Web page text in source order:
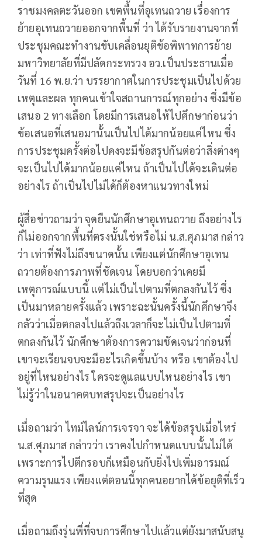
ราชมงคลตะวันออก เขตพื้นที่อุเทนถวาย เรื่องการ
ย้ายอุเทนถวายออกจากพื้นที่ ว่า ได้รับรายงานจากที่
ประชุมคณะทำงานขับเคลื่อนยุติข้อพิพาทการย้าย
มหาวิทยาลัยที่มีปลัดกระทรวง อว.เป็นประธานเมื่อ
วันที่ 16 พ.ย.ว่า บรรยากาศในการประชุมเป็นไปด้วย
เหตุและผล ทุกคนเข้าใจสถานการณ์ทุกอย่าง ซึ่งมีข้อ
เสนอ 2 ทางเลือก โดยมีการเสนอให้ไปศึกษาก่อนว่า
ข้อเสนอที่เสนอมานั้นเป็นไปได้มากน้อยแค่ไหน ซึ่ง
การประชุมครั้งต่อไปคงจะมีข้อสรุปกันต่อว่าสิ่งต่างๆ
จะเป็นไปได้มากน้อยแค่ไหน ถ้าเป็นไปได้จะเดินต่อ
อย่างไร ถ้าเป็นไปไม่ได้ก็ต้องหาแนวทางใหม่
ผู้สื่อข่าวถามว่า จุดยืนนักศึกษาอุเทนถวาย ถึงอย่างไร
ก็ไม่ออกจากพื้นที่ตรงนั้นใช่หรือไม่ น.ส.ศุภมาส กล่าว
ว่า เท่าที่ฟังไม่ถึงขนาดนั้น เพียงแต่นักศึกษาอุเทน
ถวายต้องการภาพที่ชัดเจน โดยบอกว่าเคยมี
เหตุการณ์แบบนี้ แต่ไม่เป็นไปตามที่ตกลงกันไว้ ซึ่ง
เป็นมาหลายครั้งแล้ว เพราะฉะนั้นครั้งนี้นักศึกษาจึง
กลัวว่าเมื่อตกลงไปแล้วถึงเวลาก็จะไม่เป็นไปตามที่
ตกลงกันไว้ นักศึกษาต้องการความชัดเจนว่าก่อนที่
เขาจะเรียนจบจะมีอะไรเกิดขึ้นบ้าง หรือ เขาต้องไป
อยู่ที่ไหนอย่างไร ใครจะดูแลแบบไหนอย่างไร เขา
ไม่รู้ว่าในอนาคตบทสรุปจะเป็นอย่างไร
เมื่อถามว่า ไทม์ไลน์การเจรจา จะได้ข้อสรุปเมื่อไหร่
น.ส.ศุภมาส กล่าวว่า เราคงไปกำหนดแบบนั้นไม่ได้
เพราะการไปตีกรอบก็เหมือนกับยิ่งไปเพิ่มอารมณ์
ความรุนแรง เพียงแต่ตอนนี้ทุกคนอยากได้ข้อยุติที่เร็ว
ที่สุด
เมื่อถามถึงรุ่นพี่ที่จบการศึกษาไปแล้วแต่ยังมาสนับสนุ